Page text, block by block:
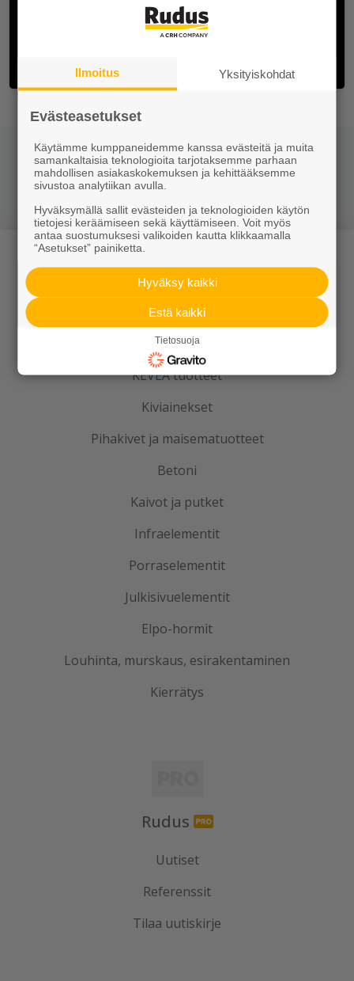
Jaa somessa
Tuotteet
KEVEÄ tuotteet
Kiviainekset
Pihakivet ja maisematuotteet
Betoni
Kaivot ja putket
Infraelementit
Porraselementit
Julkisivuelementit
Elpo-hormit
Louhinta, murskaus, esirakentaminen
Kierrätys
Rudus
Uutiset
Referenssit
Tilaa uutiskirje
Ilmoitus Yksityiskohdat
Evästeasetukset
Käytämme kumppaneidemme kanssa evästeitä ja muita
samankaltaisia teknologioita tarjotaksemme parhaan
mahdollisen asiakaskokemuksen ja kehittääksemme
sivustoa analytiikan avulla.
Hyväksymällä sallit evästeiden ja teknologioiden käytön
tietojesi keräämiseen sekä käyttämiseen. Voit myös
antaa suostumuksesi valikoiden kautta klikkaamalla
“Asetukset” painiketta.
Hyväksy kaikki
Estä kaikki
Tietosuoja